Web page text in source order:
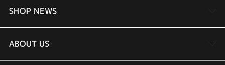
婚約指輪
結婚指輪
SHOP NEWS
TAKEUCHI BRIDAL金沢本店情報
ABOUT US